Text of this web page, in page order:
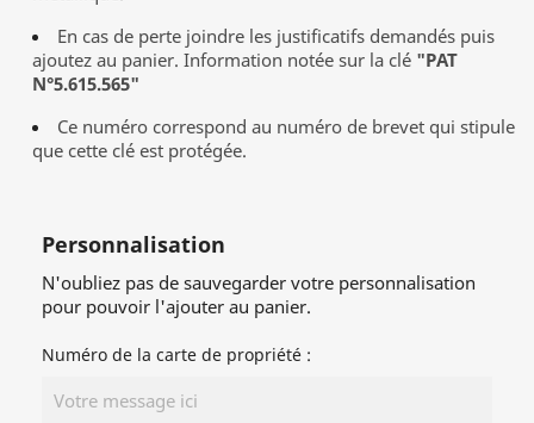
En cas de perte joindre les justificatifs demandés puis
ajoutez au panier. Information notée sur la clé "PAT
N°5.615.565"
Ce numéro correspond au numéro de brevet qui stipule
que cette clé est protégée.
Personnalisation
N'oubliez pas de sauvegarder votre personnalisation
pour pouvoir l'ajouter au panier.
Numéro de la carte de propriété :